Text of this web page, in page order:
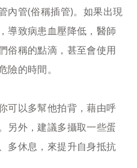
內管(俗稱插管)。如果出現
導致病患血壓降低，醫師
俗稱的點滴，甚至會使用
險的時間。
可以多幫他拍背，藉由呼
另外，建議多攝取一些蛋
多休息，來提升自身抵抗